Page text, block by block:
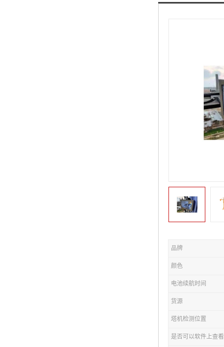
品牌
颜色
电池续航时间
货源
塔机检测位置
是否可以软件上查看